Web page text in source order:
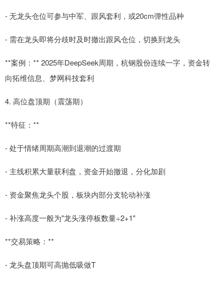
- 无龙头仓位可参与中军、跟风套利，或20cm弹性品种
- 需在龙头即将分歧时及时撤出跟风仓位，切换到龙头
**案例：** 2025年DeepSeek周期，杭钢股份连续一字，资金转
向拓维信息、梦网科技套利
4. 高位盘顶期（震荡期）
**特征：**
- 处于情绪周期高潮到退潮的过渡期
- 主线积累大量获利盘，资金开始撤退，分化加剧
- 资金聚焦龙头个股，板块内部分支轮动补涨
- 补涨高度一般为"龙头涨停板数量÷2+1"
**交易策略：**
- 龙头盘顶期可高抛低吸做T